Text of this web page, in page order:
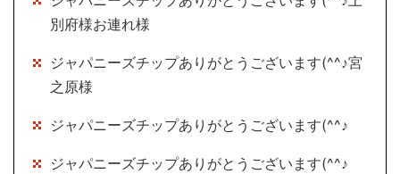
別府様お連れ様
ジャパニーズチップありがとうございます(^^♪宮
之原様
ジャパニーズチップありがとうございます(^^♪
ジャパニーズチップありがとうございます(^^♪